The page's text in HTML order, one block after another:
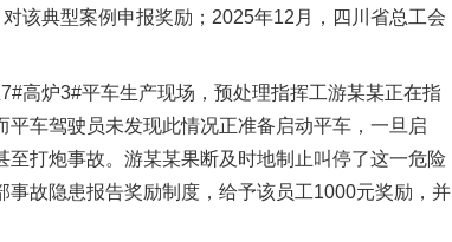
该典型案例申报奖励；2025年12月，四川省总工会
炉3#平车生产现场，预处理指挥工游某某正在指
车驾驶员未发现此情况正准备启动平车，一旦启
打炮事故。游某某果断及时地制止叫停了这一危险
故隐患报告奖励制度，给予该员工1000元奖励，并